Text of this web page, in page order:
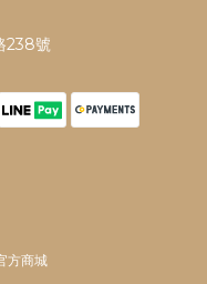
238號
方商城
必自己忙
Gur1W
AbSAp
大補財庫
dfY3i